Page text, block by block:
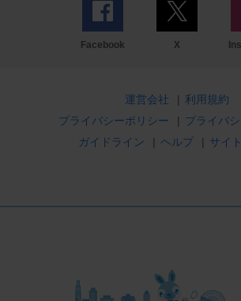
Facebook X
運営会社 | 利用規約
プライバシーポリシー
| プライバ
ガイドライン
| ヘルプ | サイ